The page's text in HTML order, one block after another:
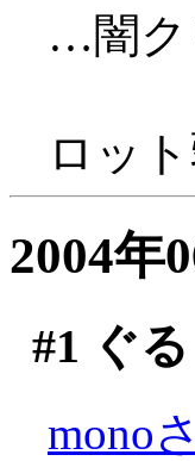
…闇ク
ロッ
2004年
#1 ぐ
mono